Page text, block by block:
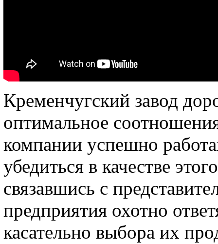
Кременчугский завод
оптимальное
компании успешно
убедиться в качестве
связавшись с
предприятия охотно
касательно выбора их